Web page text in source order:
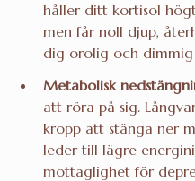
håller ditt kortisol
men får noll djup,
dig orolig och
Metabolisk
att röra på sig.
kropp att stänga ner
leder till lägre
mottaglighet för